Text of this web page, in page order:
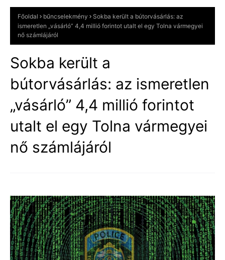
Főoldal bűncselekmény
Sokba került a bútorvásárlás: az
ismeretlen „vásárló” 4,4 millió forintot utalt el egy Tolna vármegyei
nő számlájáról
Sokba került a
bútorvásárlás: az ismeretlen
„vásárló” 4,4 millió forintot
utalt el egy Tolna vármegyei
nő számlájáról